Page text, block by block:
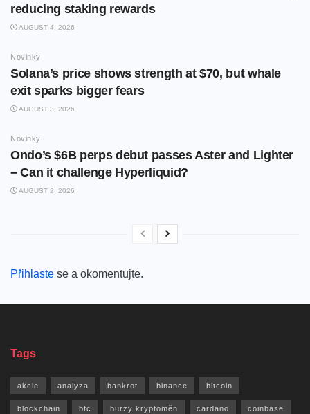
reducing staking rewards
AUGUST 4, 2026
Novinky
Solana’s price shows strength at $70, but whale
exit sparks bigger fears
AUGUST 3, 2026
Novinky
Ondo’s $6B perps debut passes Aster and Lighter
– Can it challenge Hyperliquid?
AUGUST 2, 2026
Přihlaste se a okomentujte.
Tags
akcie analyza bankrot binance bitcoin
blockchain btc burzy kryptoměn cardano coinbase